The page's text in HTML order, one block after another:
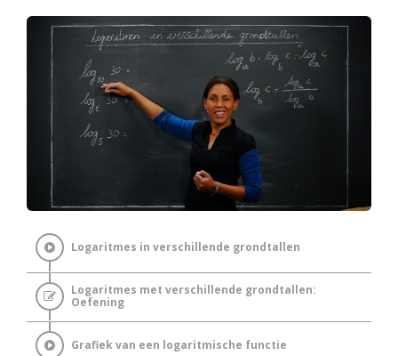
Logaritmes in verschillende grondtallen
Logaritmes met verschillende grondtallen:
Oefening
Grafiek van een logaritmische functie